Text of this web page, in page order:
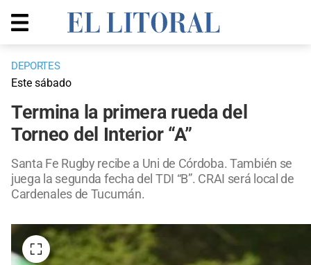
DEPORTES
Este sábado
Termina la primera rueda del
Torneo del Interior “A”
Santa Fe Rugby recibe a Uni de Córdoba. También se
juega la segunda fecha del TDI “B”. CRAI será local de
Cardenales de Tucumán.